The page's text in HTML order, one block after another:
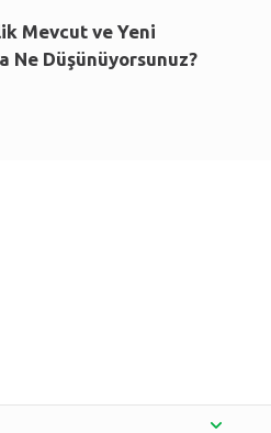
Mevcut ve Yeni
Ne Düşünüyorsunuz?